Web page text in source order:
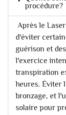
procédure?
Après le
d'éviter
guérison et
l'exercice
transpiration
heures. Éviter
bronzage, et
solaire pour